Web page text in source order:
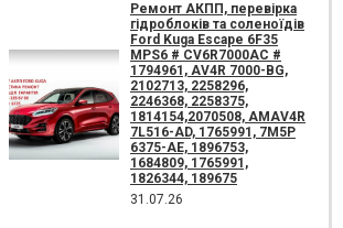
Ремонт АКПП, перевірка
гідроблоків та соленоїдів
Ford Kuga Escape 6F35
MPS6 # CV6R7000AC #
1794961, AV4R 7000-BG,
2102713, 2258296,
2246368, 2258375,
1814154,2070508, AMAV4R
7L516-AD, 1765991, 7M5P
6375-AE, 1896753,
1684809, 1765991,
1826344, 189675
31.07.26